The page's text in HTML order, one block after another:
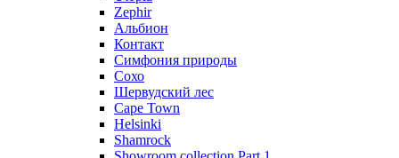
Zephir
Альбион
Контакт
Симфония природы
Сохо
Шервудский лес
Cape Town
Helsinki
Shamrock